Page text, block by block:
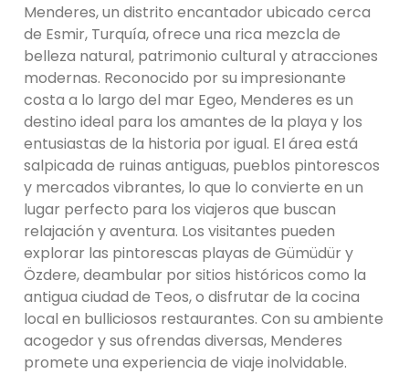
Menderes, un distrito encantador ubicado cerca
de Esmir, Turquía, ofrece una rica mezcla de
belleza natural, patrimonio cultural y atracciones
modernas. Reconocido por su impresionante
costa a lo largo del mar Egeo, Menderes es un
destino ideal para los amantes de la playa y los
entusiastas de la historia por igual. El área está
salpicada de ruinas antiguas, pueblos pintorescos
y mercados vibrantes, lo que lo convierte en un
lugar perfecto para los viajeros que buscan
relajación y aventura. Los visitantes pueden
explorar las pintorescas playas de Gümüdür y
Özdere, deambular por sitios históricos como la
antigua ciudad de Teos, o disfrutar de la cocina
local en bulliciosos restaurantes. Con su ambiente
acogedor y sus ofrendas diversas, Menderes
promete una experiencia de viaje inolvidable.